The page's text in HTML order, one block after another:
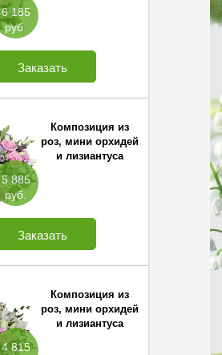
6 185
руб.
Заказать
5 885
руб.
Композиция из
роз, мини орхидей
и лизиантуса
Заказать
4 815
Композиция из
роз, мини орхидей
и лизиантуса